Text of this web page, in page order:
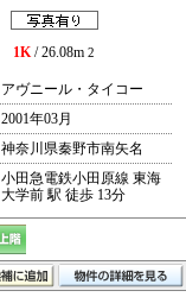
1K/ 26.08m 2
アヴニール・タイコー
2001年03月
神奈川県秦野市南矢名
小田急電鉄小田原線 東海
大学前 駅 徒歩 13分